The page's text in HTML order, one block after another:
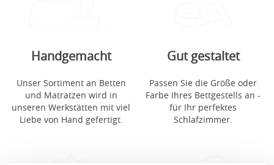
Handgemacht
Unser Sortiment an Betten
und Matratzen wird in
unseren Werkstätten mit viel
Liebe von Hand gefertigt.
Gut gestaltet
Passen Sie die Größe oder
Farbe Ihres Bettgestells an -
für Ihr perfektes
Schlafzimmer.